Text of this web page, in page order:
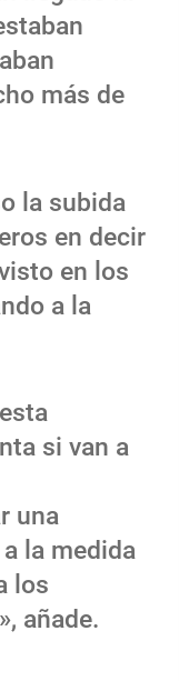
más de
la subida
en decir
en los
a la
si van a
una
la medida
los
añade.